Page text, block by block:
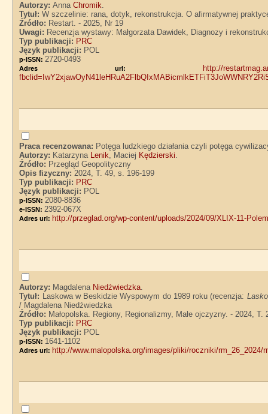
Autorzy:AnnaChromik.
Tytuł:W szczelinie: rana, dotyk, rekonstrukcja. O afirmatywnej
Źródło: Restart. - 2025, Nr 19
Uwagi: Recenzja wystawy: Małgorzata Dawidek, Diagnozy i
Typ publikacji: PRC
Język publikacji: POL
p-ISSN: 2720-0493
Adres url:
http://
Praca recenzowana: Potęga ludzkiego działania czyli potęga
Autorzy: Katarzyna Lenik, Maciej Kędzierski.
Źródło: Przegląd Geopolityczny
Opis fizyczny:2024, T. 49, s. 196-199
Typ publikacji: PRC
Język publikacji: POL
p-ISSN: 2080-8836
e-ISSN: 2392-067X
Adres url: http://przeglad.org/wp-content/uploads/2024/09/XLIX-11-
Autorzy: Magdalena Niedźwiedzka.
Tytuł: Laskowa w Beskidzie Wyspowym do 1989 roku (recenzja:
/ Magdalena Niedźwiedzka
Źródło: Małopolska. Regiony, Regionalizmy, Małe ojczyzny. - 2024, T.
Typ publikacji: PRC
Język publikacji: POL
p-ISSN: 1641-1102
Adres url: http://www.malopolska.org/images/pliki/roczniki/rm_26_2024/